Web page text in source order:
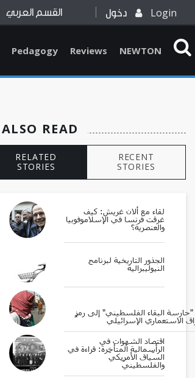
القسم العربي دخول Login
Pedagogy Reviews NEWTON
ALSO READ
RELATED
STORIES
RECENT
STORIES
لقاء مع ألان غريش: كيف
غرقت فرنسا في الإسلاموفوبيا
والعنصرية؟
الجذور التاريخية لبرنامج
النيوليبرالية
البقاء الفلسطيني" إلى رمزٍ
الاستعماري الإسرائيلي
اقتصاد الشهوات في
الرأسمالية المتأخرة: قراءة في
السّياق الأمريكيّ
والفلسطينيّ